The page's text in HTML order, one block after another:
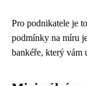
Pro podnikatele je
podmínky na míru
bankéře, který vám